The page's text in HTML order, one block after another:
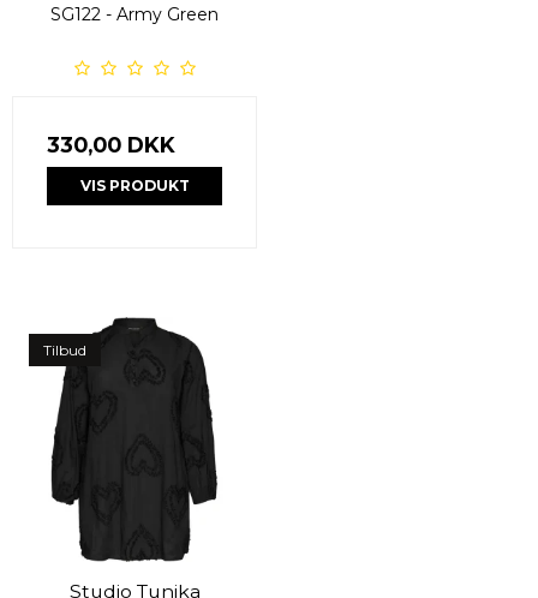
SG122 - Army Green
330,00 DKK
VIS PRODUKT
Tilbud
Studio Tunika